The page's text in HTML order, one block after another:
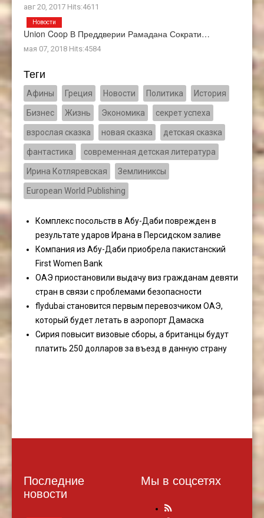
авг 20, 2017 Hits:4611
Union Coop В Преддверии Рамадана Сократи…
мая 07, 2018 Hits:4584
Новости
Теги
Афины Греция Новости Политика История
Бизнес Жизнь Экономика секрет успеха
взрослая сказка новая сказка детская сказка
фантастика современная детская литература
Ирина Котляревская Землиниксы
European World Publishing
Комплекс посольств в Абу-Даби поврежден в
результате ударов Ирана в Персидском заливе
Компания из Абу-Даби приобрела пакистанский
First Women Bank
ОАЭ приостановили выдачу виз гражданам девяти
стран в связи с проблемами безопасности
flydubai становится первым перевозчиком ОАЭ,
который будет летать в аэропорт Дамаска
Сирия повысит визовые сборы, а британцы будут
платить 250 долларов за въезд в данную страну
Последние
новости
Мы в соцсетях